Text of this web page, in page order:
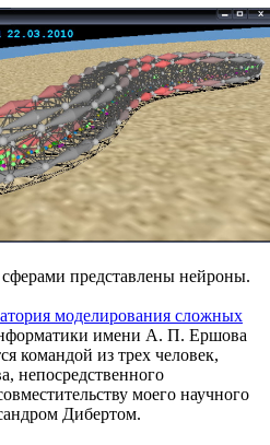
представлены нейроны.
моделирования сложных
имени А. П. Ершова
командой из трех человек,
непосредственного
моего научного
Дибертом.